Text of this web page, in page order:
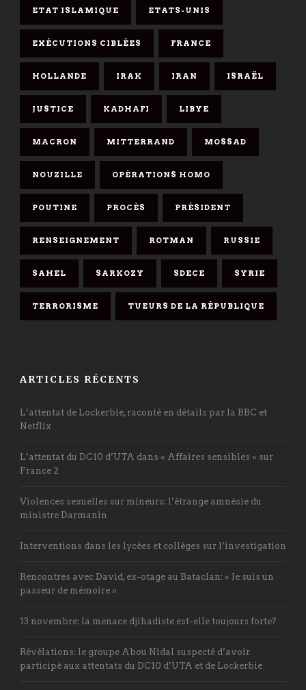
ETAT ISLAMIQUE ETATS-UNIS
EXÉCUTIONS CIBLÉES FRANCE
HOLLANDE IRAK IRAN ISRAËL
JUSTICE KADHAFI LIBYE
MACRON MITTERRAND MOSSAD
NOUZILLE OPÉRATIONS HOMO
POUTINE PROCÈS PRÉSIDENT
RENSEIGNEMENT ROTMAN RUSSIE
SAHEL SARKOZY SDECE SYRIE
TERRORISME TUEURS DE LA RÉPUBLIQUE
ARTICLES RÉCENTS
L’attentat de Lockerbie, raconté en détails par la BBC et
Netflix
L’attentat du DC10 d’UTA dans « Affaires sensibles » sur
France 2
Violences sexuelles sur mineurs: l’étrange amnésie du
ministre Darmanin
Interventions dans les lycées et collèges sur l’investigation
Rencontres avec David, ex-otage au Bataclan: « Je suis un
passeur de mémoire »
13 novembre: la menace djihadiste est-elle toujours forte?
Révélations: le groupe Abou Nidal suspecté d’avoir
participé aux attentats du DC10 d’UTA et de Lockerbie